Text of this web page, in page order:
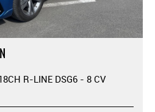
R-LINE DSG6 - 8 CV